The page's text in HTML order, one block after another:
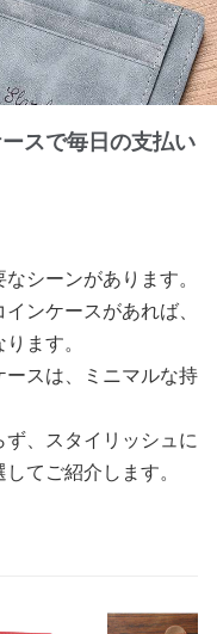
スで毎日の支払い
シーンがあります。
ンケースがあれば、
ます。
スは、ミニマルな持
、スタイリッシュに
てご紹介します。